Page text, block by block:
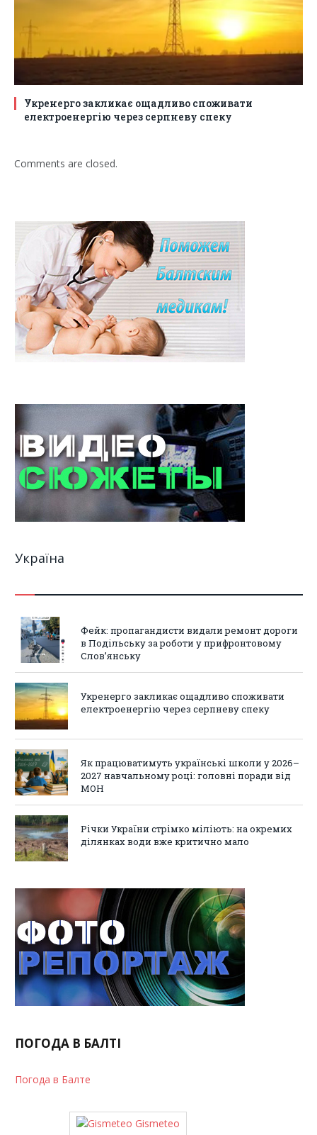
Укренерго закликає ощадливо споживати
електроенергію через серпневу спеку
Comments are closed.
Україна
Фейк: пропагандисти видали ремонт дороги
в Подільську за роботи у прифронтовому
Слов’янську
Укренерго закликає ощадливо споживати
електроенергію через серпневу спеку
Як працюватимуть українські школи у 2026–
2027 навчальному році: головні поради від
МОН
Річки України стрімко міліють: на окремих
ділянках води вже критично мало
ПОГОДА В БАЛТІ
Погода в Балте
Gismeteo